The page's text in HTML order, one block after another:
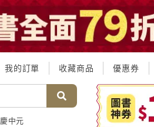
我的訂單 收藏商品 優惠券
中元